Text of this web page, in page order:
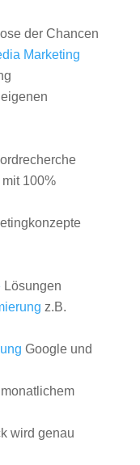
der Chancen
Marketing
100%
Lösungen
z.B.
Google und
wird genau